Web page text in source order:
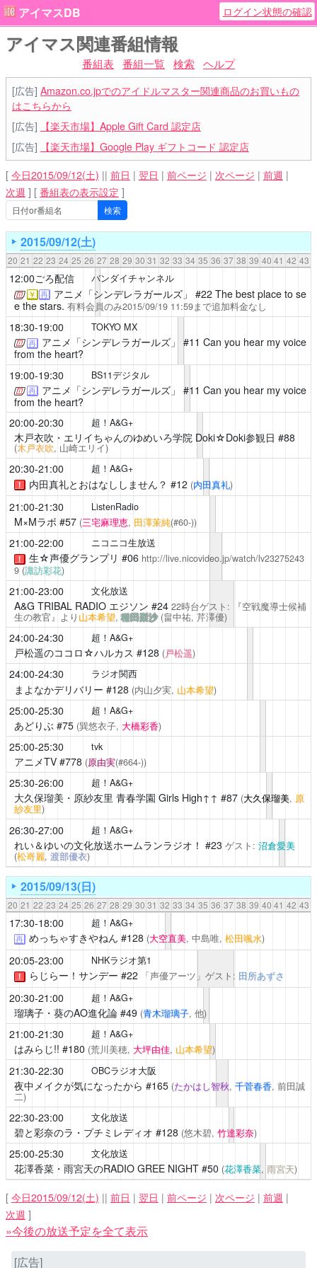
アイマスDB ログイン状態の確認
アイマス関連番組情報
番組表 番組一覧 検索 ヘルプ
[広告] Amazon.co.jpでのアイドルマスター関連商品のお買いもの
はこちらから
[広告]
【楽天市場】Apple Gift Card 認定店
[広告]
【楽天市場】Google Play ギフトコード 認定店
[ 今日2015/09/12(土) || 前日 | 翌日 | 前ページ | 次ページ | 前週 |
次週 ] [ 番組表の表示設定 ]
2015/09/12(土)
20 21 22 23 24 25 26 27 28 29 30 31 32 33 34 35 36 37 38 39 40 41 42 43
12:00ごろ配信 バンダイチャンネル
￥ 再 アニメ「シンデレラガールズ」 #22 The best place to se
e the stars. 有料会員のみ2015/09/19 11:59まで追加料金なし
18:30-19:00 TOKYO MX
再 アニメ「シンデレラガールズ」 #11 Can you hear my voice
from the heart?
19:00-19:30
BS11デジタル
再 アニメ「シンデレラガールズ」 #11 Can you hear my voice
from the heart?
20:00-20:30
超！A&G+
木戸衣吹・エリイちゃんのゆめいろ学院 Doki☆Doki参観日 #88
(木戸衣吹, 山崎エリイ)
20:30-21:00 超！A&G+
！ 内田真礼とおはなししません？ #12 (内田真礼)
21:00-21:30 ListenRadio
M×Mラボ #57 (三宅麻理恵, 田澤茉純(#60-))
21:00-22:00 ニコニコ生放送
！ 生☆声優グランプリ #06 http://live.nicovideo.jp/watch/lv23275243
9 (諏訪彩花)
21:00-23:00 文化放送
A&G TRIBAL RADIO エジソン #24 22時台ゲスト: 『空戦魔導士候補
生の教官』より 山本希望,種田梨沙 (畠中祐, 芹澤優)
24:00-24:30 超！A&G+
戸松遥のココロ☆ハルカス #128 (戸松遥)
24:00-24:30 ラジオ関西
まよなかデリバリー #128 (内山夕実, 山本希望)
25:00-25:30 超！A&G+
あどりぶ #75 (巽悠衣子, 大橋彩香)
25:00-25:30 tvk
アニメTV#778 (原由実(#664-))
25:30-26:00 超！A&G+
大久保瑠美・原紗友里 青春学園 Girls High↑↑ #87 (大久保瑠美, 原
紗友里)
26:30-27:00 超！A&G+
れい＆ゆいの文化放送ホームランラジオ！ #23 ゲスト: 沼倉愛美
(松嵜麗, 渡部優衣)
2015/09/13(日)
20 21 22 23 24 25 26 27 28 29 30 31 32 33 34 35 36 37 38 39 40 41 42 43
17:30-18:00 超！A&G+
再 めっちゃすきやねん #128 (大空直美, 中島唯, 松田颯水)
20:05-23:00 NHKラジオ第1
！ らじらー！サンデー #22 「声優アーツ」ゲスト: 田所あずさ
20:30-21:00 超！A&G+
瑠璃子・葵のAO進化論#49 (青木瑠璃子, 他)
21:00-21:30 超！A&G+
はみらじ!! #180 (荒川美穂, 大坪由佳, 山本希望)
21:30-22:30 OBCラジオ大阪
夜中メイクが気になったから #165 (たかはし智秋, 千菅春香, 前田誠
二)
22:30-23:00 文化放送
碧と彩奈のラ・プチミレディオ #128 (悠木碧, 竹達彩奈)
25:00-25:30 文化放送
花澤香菜・雨宮天のRADIO GREE NIGHT#50 (花澤香菜, 雨宮天)
[ 今日2015/09/12(土) || 前日 | 翌日 | 前ページ | 次ページ | 前週 |
次週 ]
»今後の放送予定を全て表示
[広告]